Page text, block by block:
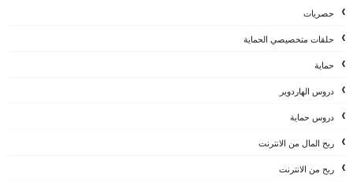
حصريات
حلقات متخصيصي الحماية
حماية
دروس الهاردوير
دروس حماية
ربح المال من الانترنت
ربح من الانترنت